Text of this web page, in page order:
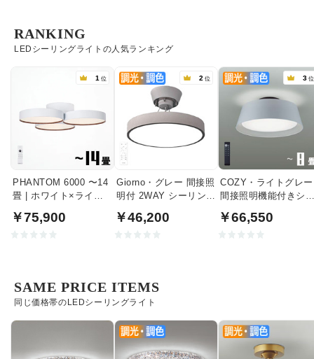
LEDシーリングライトの人気ランキング
RANKING
1 位
PHANTOM 6000 〜14
畳 | ホワイト×ライト
￥75,900
2 位
Giorno・グレー 間接照
明付 2WAY シーリング
ン付
￥46,200
3 位
COZY・ライトグレー
間接照明機能付きシ
￥66,550
同じ価格帯のLEDシーリングライト
SAME PRICE ITEMS